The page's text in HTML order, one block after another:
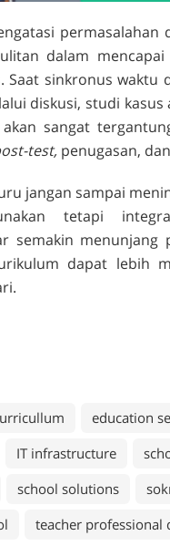
permasalahan
dalam
sinkronus waktu
diskusi, studi
sangat
test, penugasan,
jangan sampai
tetapi
semakin menunjang
dapat lebih
education
IT infrastructure
school solutions
teacher professional